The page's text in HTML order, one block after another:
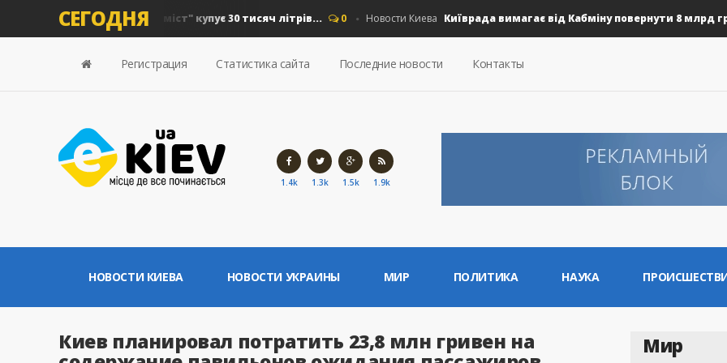
СЕГОДНЯ
дизель: "Київавтошляхміст" купує 30 тисяч літрів... 0 Новости Киева Київрада вимагає від Кабміну повернути 8 млрд грн
Регистрация Статистика сайта Последние новости Контакты
1.4k 1.3k 1.5k 1.9k
НОВОСТИ КИЕВА НОВОСТИ УКРАИНЫ МИР ПОЛИТИКА НАУКА
Киев планировал потратить 23,8 млн гривен на Мир